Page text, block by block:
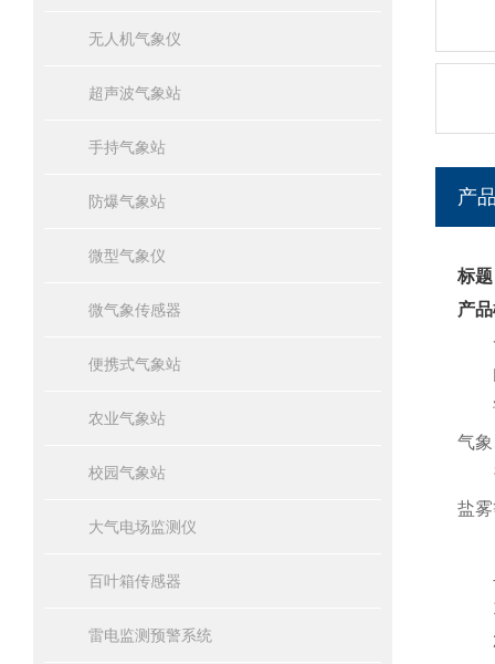
无人机气象仪
超声波气象站
手持气象站
防爆气象站
微型气象仪
微气象传感器
便携式气象站
农业气象站
校园气象站
大气电场监测仪
百叶箱传感器
雷电监测预警系统
产
标
产
该
气
该
盐
1
2